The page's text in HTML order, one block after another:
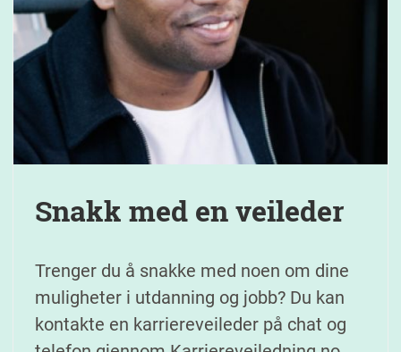
Snakk med en veileder
Trenger du å snakke med noen om dine
muligheter i utdanning og jobb? Du kan
kontakte en karriereveileder på chat og